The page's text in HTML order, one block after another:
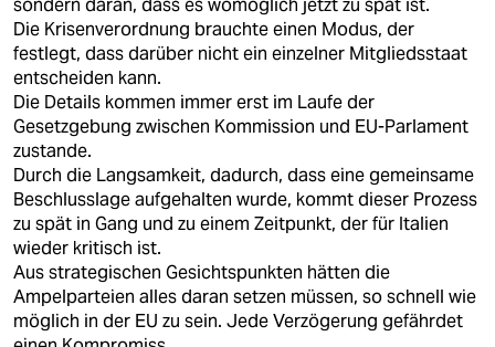
sondern daran, dass es womöglich jetzt zu spät ist.
Die Krisenverordnung brauchte einen Modus, der
festlegt, dass darüber nicht ein einzelner Mitgliedsstaat
entscheiden kann.
Die Details kommen immer erst im Laufe der
Gesetzgebung zwischen Kommission und EU-Parlament
zustande.
Durch die Langsamkeit, dadurch, dass eine gemeinsame
Beschlusslage aufgehalten wurde, kommt dieser Prozess
zu spät in Gang und zu einem Zeitpunkt, der für Italien
wieder kritisch ist.
Aus strategischen Gesichtspunkten hätten die
Ampelparteien alles daran setzen müssen, so schnell wie
möglich in der EU zu sein. Jede Verzögerung gefährdet